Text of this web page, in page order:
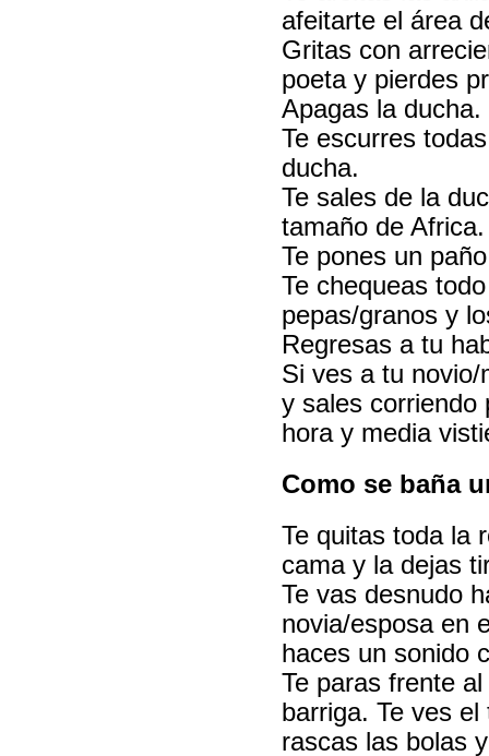
afeitarte el área
Gritas con
poeta y pierdes
Apagas la ducha.
Te escurres
ducha.
Te sales de la
tamaño de Africa.
Te pones un
Te chequeas
pepas/granos y
Regresas a tu
Si ves a tu
y sales corriendo
hora y media
Como se baña
Te quitas toda la
cama y la dejas
Te vas desnudo
novia/esposa en
haces un sonido
Te paras frente
barriga. Te ves
rascas las bolas